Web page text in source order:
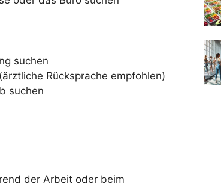
suchen
Rücksprache empfohlen)
suchen
der Arbeit oder beim